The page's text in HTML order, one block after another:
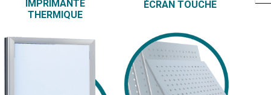
IMPRIMANTE
THERMIQUE
ÉCRAN TOUCHE